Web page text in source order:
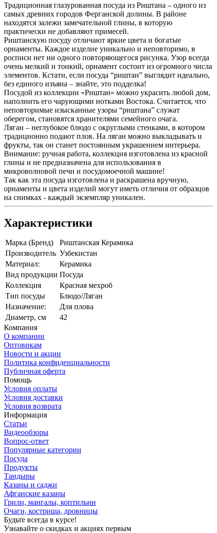
Традиционная глазурованная посуда из Риштана – одного из
самых древних городов Ферганской долины. В районе
находятся залежи замечательной глины, в которую
практически не добавляют примесей.
Риштанскую посуду отличают яркие цвета и богатые
орнаменты. Каждое изделие уникально и неповторимо, в
росписи нет ни одного повторяющегося рисунка. Узор всегда
очень мелкий и тонкий, орнамент состоит из огромного числа
элементов. Кстати, если посуда “риштан” выглядит идеально,
без единого изъяна – знайте, это подделка!
Посудой из коллекции «Риштан» можно украсить любой дом,
наполнить его чарующими нотками Востока. Считается, что
неповторимые изысканные узоры “риштана” служат
оберегом, становятся хранителями семейного очага.
Ляган – неглубокое блюдо с округлыми стенками, в котором
традиционно подают плов. На ляган можно выкладывать и
фрукты, так он станет постоянным украшением интерьера.
Внимание: ручная работа, коллекция изготовлена из красной
глины и не предназначена для использования в
микроволновой печи и посудомоечной машине!
Так как эта посуда изготовлена и раскрашена вручную,
орнаменты и цвета изделий могут иметь отличия от образцов
на снимках - каждый экземпляр уникален.
Характеристики
Марка (Бренд)
Риштанская Керамика
Производитель Узбекистан
Материал:
Керамика
Вид продукции Посуда
Коллекция
Красная мехроб
Тип посуды
Блюдо/Ляган
Назначение:
Для плова
Диаметр, см
42
Компания
О компании
Оптовикам
Новости и акции
Политика конфиденциальности
Публичная оферта
Помощь
Условия оплаты
Условия доставки
Условия возврата
Информация
Статьи
Видеообзоры
Вопрос-ответ
Популярные категории
Посуда
Продукты
Тандыры
Казаны и саджи
Афганские казаны
Грили, мангалы, коптильни
Очаги, кострища, дровницы
Будьте всегда в курсе!
Узнавайте о скидках и акциях первым